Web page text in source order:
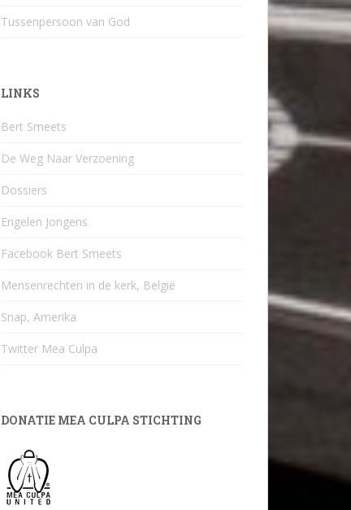
Tussenpersoon van God
LINKS
Bert Smeets
De Weg Naar Verzoening
Dossiers
Engelen Jongens
Facebook Bert Smeets
Mensenrechten in de kerk, België
Snap, Amerika
Twitter Mea Culpa
DONATIE MEA CULPA STICHTING